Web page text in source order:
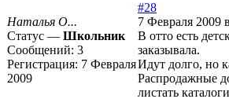
Наталья О...
Статус — Школьник
Сообщений: 3
Регистрация: 7 Февраля
2009
#28
7 Февраля 2009
В отто есть
заказывала.
Идут долго, но
Распродажные
листать